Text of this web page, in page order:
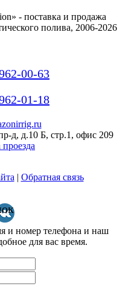
- поставка и продажа
полива, 2006-2026
00-63
01-18
д, д.10 Б, стр.1, офис 209
| Обратная связь
и номер телефона и наш
для вас время.